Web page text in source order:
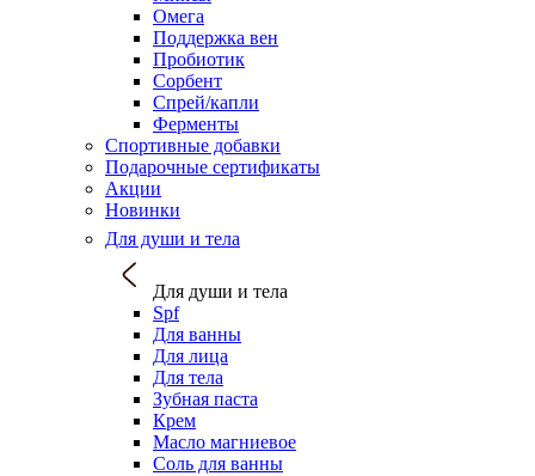
Омега
Поддержка вен
Пробиотик
Сорбент
Спрей/капли
Ферменты
Спортивные добавки
Подарочные сертификаты
Акции
Новинки
Для души и тела
Для души и тела
Spf
Для ванны
Для лица
Для тела
Зубная паста
Крем
Масло магниевое
Соль для ванны